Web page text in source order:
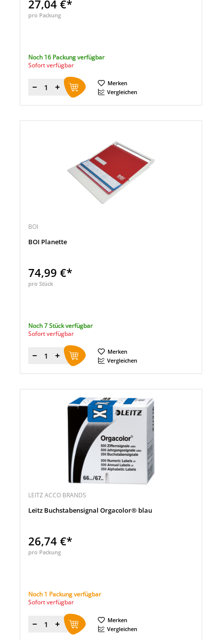
27,04 €*
pro Packung
Noch 16 Packung verfügbar
Sofort verfügbar
Menge
Merken
Vergleichen
BOI
BOI Planette
74,99 €*
pro Stück
Noch 7 Stück verfügbar
Sofort verfügbar
Menge
Merken
Vergleichen
LEITZ ACCO BRANDS
Leitz Buchstabensignal Orgacolor® blau
26,74 €*
pro Packung
Noch 1 Packung verfügbar
Sofort verfügbar
Menge
Merken
Vergleichen